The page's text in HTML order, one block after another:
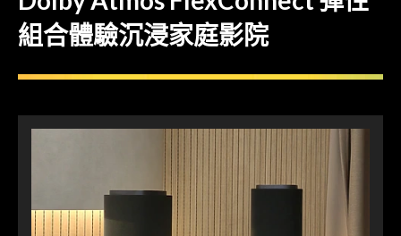
組合體驗沉浸家庭影院